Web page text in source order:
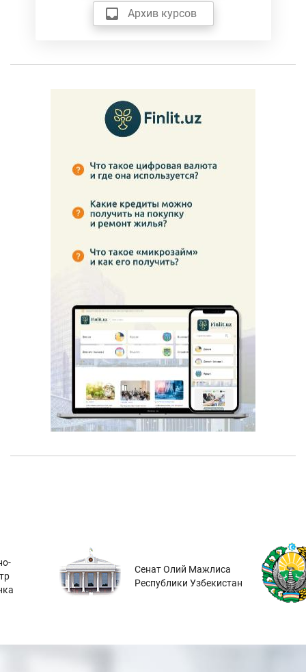
Архив курсов
Сенат Олий Мажлиса
Республики Узбекистан